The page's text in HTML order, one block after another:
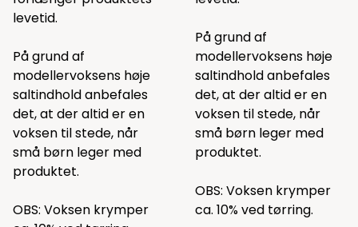
levetid.
På grund af
modellervoksens høje
saltindhold anbefales
det, at der altid er en
voksen til stede, når
små børn leger med
produktet.
OBS: Voksen krymper
På grund af
modellervoksens høje
saltindhold anbefales
det, at der altid er en
voksen til stede, når
små børn leger med
produktet.
OBS: Voksen krymper
ca. 10% ved tørring.